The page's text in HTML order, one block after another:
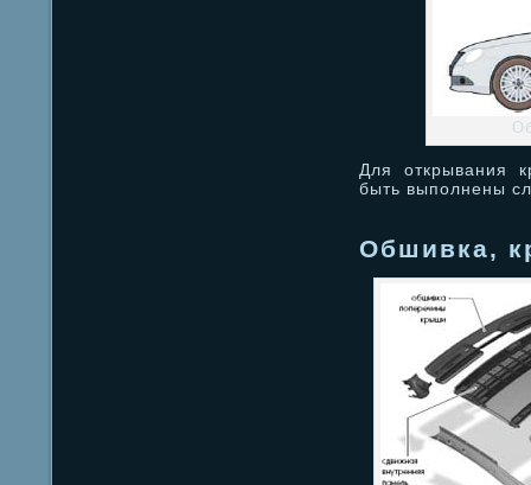
Для открывания
быть выполнены
Обшивка,